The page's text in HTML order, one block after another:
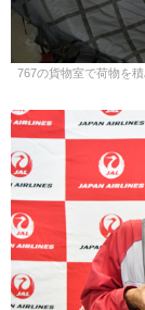
767の貨物室で荷物を